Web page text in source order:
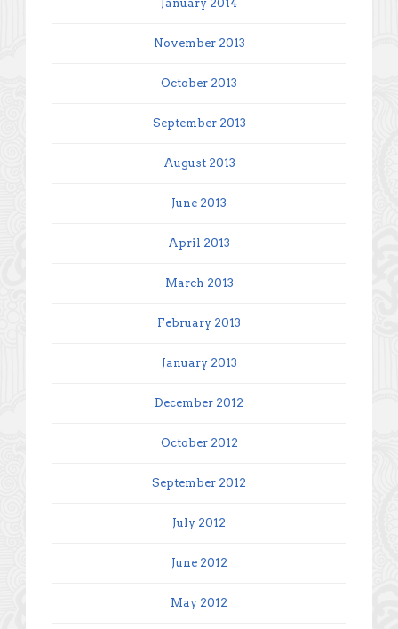
January 2014
November 2013
October 2013
September 2013
August 2013
June 2013
April 2013
March 2013
February 2013
January 2013
December 2012
October 2012
September 2012
July 2012
June 2012
May 2012